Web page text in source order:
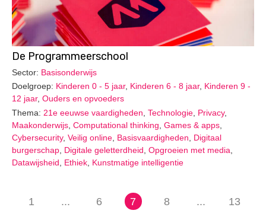
De Programmeerschool
Sector: Basisonderwijs
Doelgroep: Kinderen 0 - 5 jaar, Kinderen 6 - 8 jaar, Kinderen 9 -
12 jaar, Ouders en opvoeders
Thema: 21e eeuwse vaardigheden, Technologie, Privacy,
Maakonderwijs, Computational thinking, Games & apps,
Cybersecurity, Veilig online, Basisvaardigheden, Digitaal
burgerschap, Digitale geletterdheid, Opgroeien met media,
Datawijsheid, Ethiek, Kunstmatige intelligentie
1 ... 6 7 8 ... 13